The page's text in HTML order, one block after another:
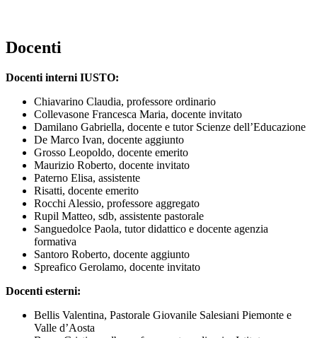
Docenti
Docenti interni IUSTO:
Chiavarino Claudia, professore ordinario
Collevasone Francesca Maria, docente invitato
Damilano Gabriella, docente e tutor Scienze dell’Educazione
De Marco Ivan, docente aggiunto
Grosso Leopoldo, docente emerito
Maurizio Roberto, docente invitato
Paterno Elisa, assistente
Risatti, docente emerito
Rocchi Alessio, professore aggregato
Rupil Matteo, sdb, assistente pastorale
Sanguedolce Paola, tutor didattico e docente agenzia
formativa
Santoro Roberto, docente aggiunto
Spreafico Gerolamo, docente invitato
Docenti esterni:
Bellis Valentina, Pastorale Giovanile Salesiani Piemonte e
Valle d’Aosta